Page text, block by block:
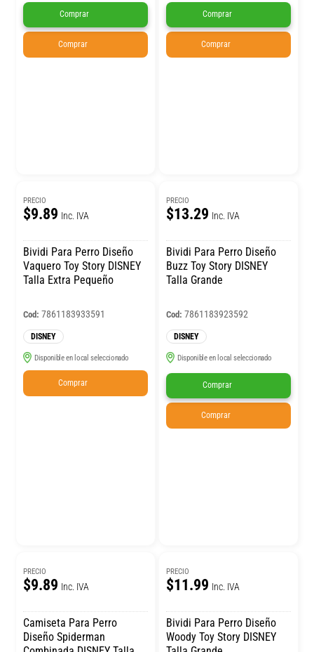
Comprar
Comprar
Comprar
Comprar
PRECIO
$9.89 Inc. IVA
Bividi Para Perro Diseño
Vaquero Toy Story DISNEY
Talla Extra Pequeño
Cod: 7861183933591
DISNEY
Disponible en local seleccionado
Comprar
PRECIO
$13.29 Inc. IVA
Bividi Para Perro Diseño
Buzz Toy Story DISNEY
Talla Grande
Cod: 7861183923592
DISNEY
Disponible en local seleccionado
Comprar
Comprar
PRECIO
$9.89 Inc. IVA
Camiseta Para Perro
Diseño Spiderman
PRECIO
$11.99 Inc. IVA
Bividi Para Perro Diseño
Woody Toy Story DISNEY